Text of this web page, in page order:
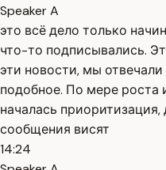
Speaker A
это всё дело только
что-то подписывались.
эти новости, мы
подобное. По мере роста
началась
сообщения висят
14:24